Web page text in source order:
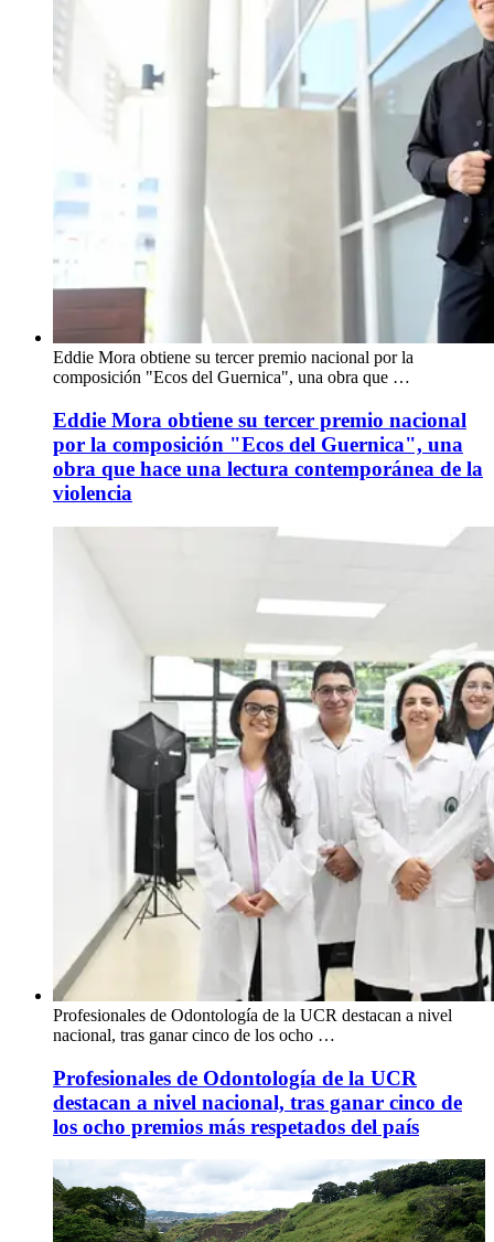
Eddie Mora obtiene su tercer premio nacional por la
composición "Ecos del Guernica", una obra que …
Eddie Mora obtiene su tercer premio nacional
por la composición "Ecos del Guernica", una
obra que hace una lectura contemporánea de la
violencia
Profesionales de Odontología de la UCR destacan a nivel
nacional, tras ganar cinco de los ocho …
Profesionales de Odontología de la UCR
destacan a nivel nacional, tras ganar cinco de
los ocho premios más respetados del país